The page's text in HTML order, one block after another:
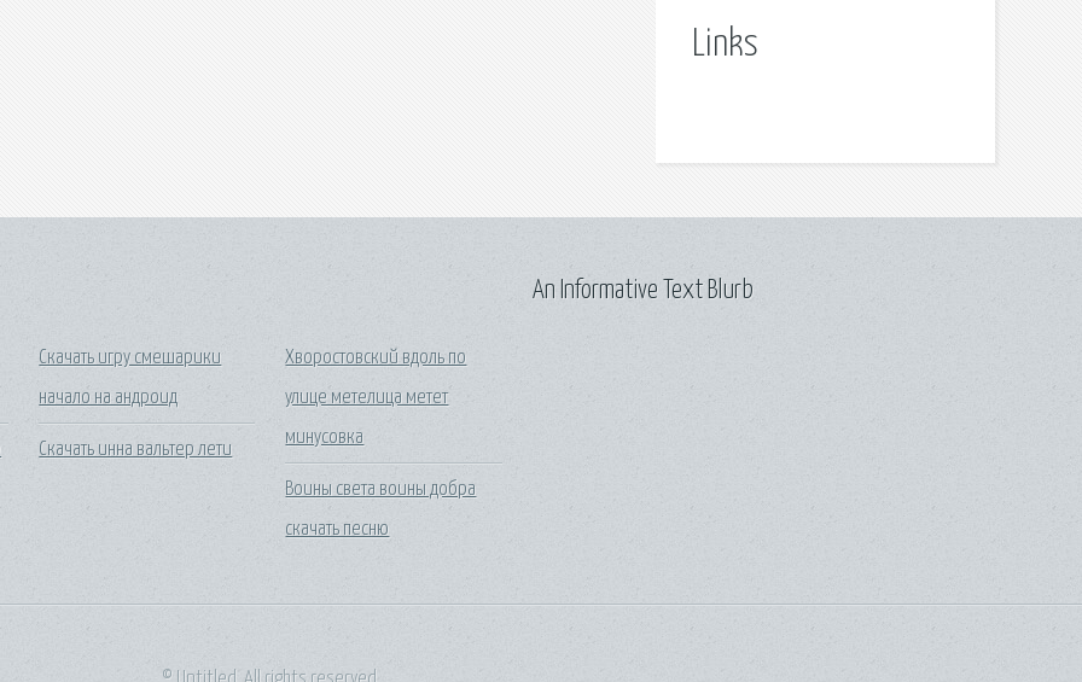
Links
Скачать игру смешарики
начало на андроид
Скачать инна вальтер лети
Хворостовский вдоль по
улице метелица метет
минусовка
Воины света воины добра
скачать песню
An Informative Text Blurb